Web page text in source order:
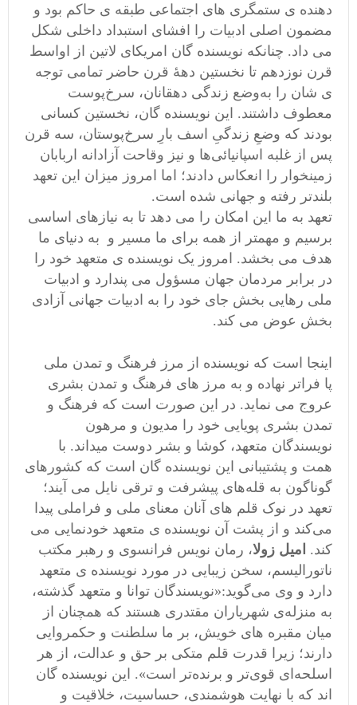
دهنده ی ستمگری های اجتماعی طبقه ی حاکم بود و
مضمون اصلی ادبیات را افشای استبداد داخلی شکل
می‌ داد. چنانکه نویسنده گان امریکای لاتین از اواسط
قرن نوزدهم تا نخستین دههٔ قرن حاضر تمامی توجه
ی شان را به‌‌وضع زندگی دهقانان، سرخ‌پوست
معطوف داشتند. این نویسنده گان، نخستین کسانی
بودند که وضعِ زندگیِ اسف بارِ سرخ‌پوستان، سه قرن
پس از غلبه اسپانیا‌ئی‌ها و نیز وقاحت آزادانه اربابان
زمینخوار را انعکاس دادند؛ اما امروز میزان این تعهد
بلندتر رفته و جهانی شده است.
تعهد به ما این امکان را می دهد تا به نیازهای اساسی
برسیم و مهمتر از همه برای ما مسیر و به دنیای ما
هدف می بخشد. امروز یک نویسنده ی متعهد خود را
در برابر مردمان جهان مسؤول می پندارد و ادبیات
ملی رهایی بخش جای خود را به ادبیات جهانی آزادی
بخش عوض می کند.
اینجا است که نویسنده از مرز فرهنگ و تمدن ملی
پا فراتر نهاده و به مرز های فرهنگ و تمدن بشری
عروج می نماید. در این صورت است که فرهنگ و
تمدن بشری پویایی خود را مدیون و مرهون
نویسندگان متعهد، کوشا و بشر دوست میداند. با
همت و پشتیبانی این نویسنده گان است که کشورهای
گوناگون به قله‌های پیشرفت و ترقی نایل می آیند؛
تعهد در نوک قلم های آنان معنای ملی و فراملی پیدا
می‌کند و از پشت آن نویسنده ی متعهد خودنمایی می
کند. امیل زولا، رمان نویس فرانسوی و رهبر مکتب
ناتورالیسم، سخن زیبایی در مورد نویسنده ی متعهد
دارد و وی می‌گوید:«نویسندگان توانا و متعهد گذشته،
به منزله‌ی شهریاران مقتدری هستند که همچنان از
میان مقبره های خویش، بر ما سلطنت و حکمروایی
دارند؛ زیرا قدرت قلم متکی بر حق و عدالت، از هر
اسلحه‌ای قوی‌تر و برنده‌تر است». این نویسنده گان
اند که با نهایت هوشمندی، حساسیت، خلاقیت و